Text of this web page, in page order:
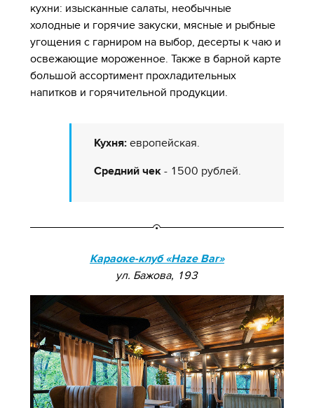
кухни: изысканные салаты, необычные
холодные и горячие закуски, мясные и рыбные
угощения с гарниром на выбор, десерты к чаю и
освежающие мороженное. Также в барной карте
большой ассортимент прохладительных
напитков и горячительной продукции.
Кухня: европейская.
Средний чек - 1500 рублей.
Караоке-клуб «Haze Bar»
ул. Бажова, 193